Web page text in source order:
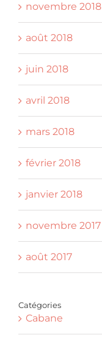
novembre 2018
août 2018
juin 2018
avril 2018
mars 2018
février 2018
janvier 2018
novembre 2017
août 2017
Catégories
Cabane